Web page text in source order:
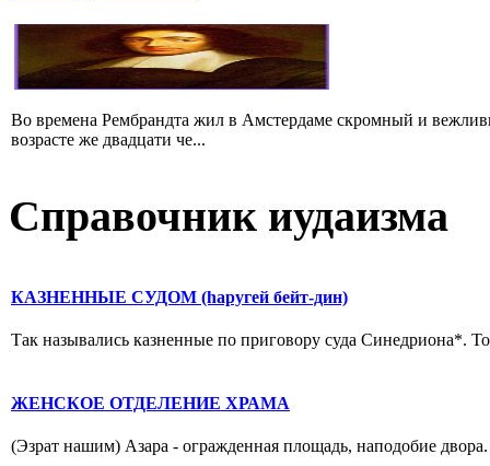
Во времена Рембрандта жил в Амстердаме скромный и
возрасте же двадцати че...
Справочник иудаизма
КАЗНЕННЫЕ СУДОМ (hаругей бейт-дин)
Так назывались казненные по приговору суда Синедриона*.
ЖЕНСКОЕ ОТДЕЛЕНИЕ ХРАМА
(Эзрат нашим) Азара - огражденная площадь, наподобие